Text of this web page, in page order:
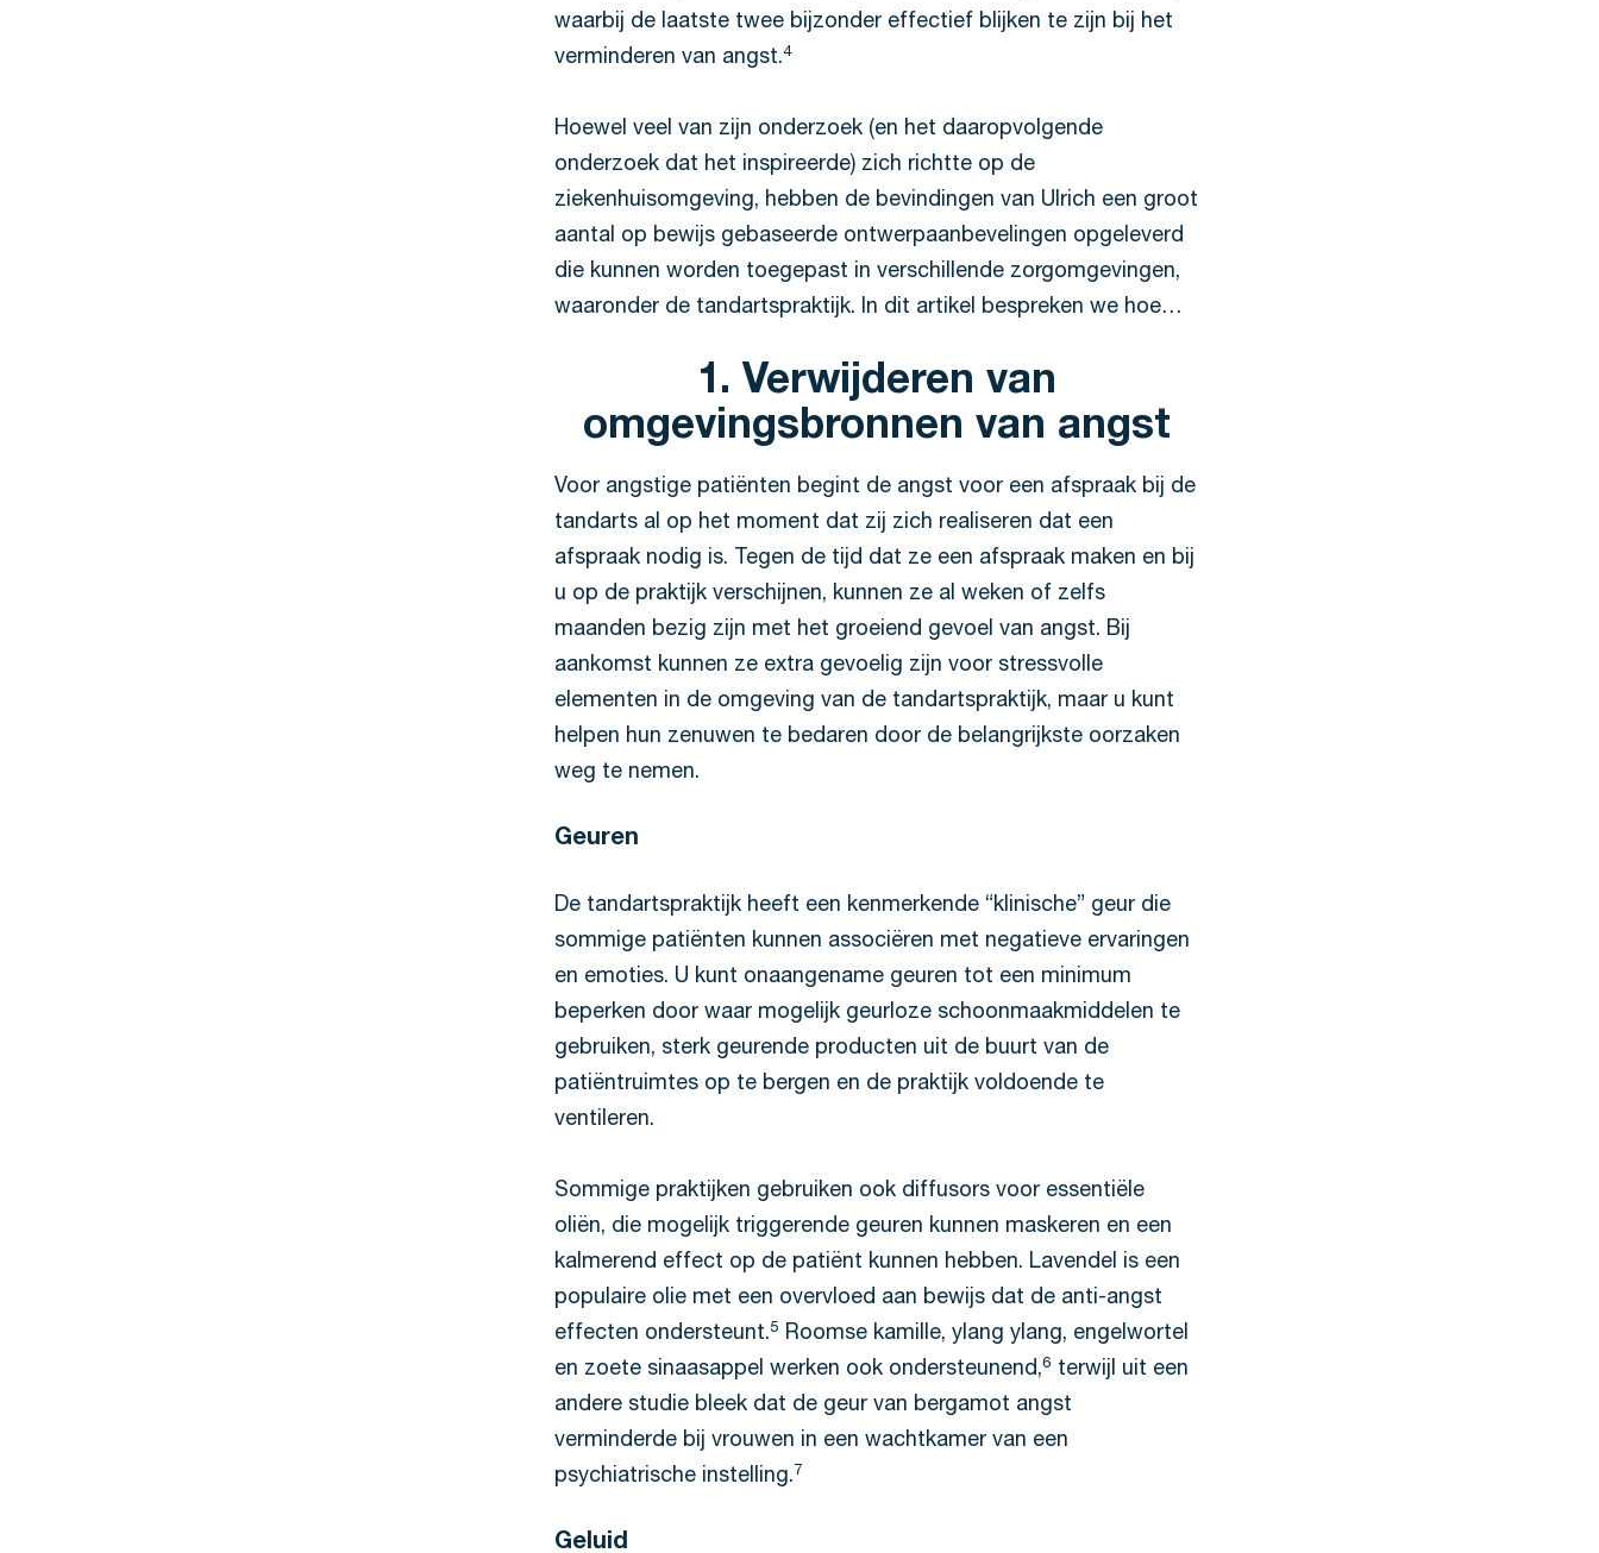
waarbij de laatste twee bijzonder effectief blijken te zijn bij het
verminderen van angst.4
Hoewel veel van zijn onderzoek (en het daaropvolgende
onderzoek dat het inspireerde) zich richtte op de
ziekenhuisomgeving, hebben de bevindingen van Ulrich een groot
aantal op bewijs gebaseerde ontwerpaanbevelingen opgeleverd
die kunnen worden toegepast in verschillende zorgomgevingen,
waaronder de tandartspraktijk. In dit artikel bespreken we hoe…
1. Verwijderen van
omgevingsbronnen van angst
Voor angstige patiënten begint de angst voor een afspraak bij de
tandarts al op het moment dat zij zich realiseren dat een
afspraak nodig is. Tegen de tijd dat ze een afspraak maken en bij
u op de praktijk verschijnen, kunnen ze al weken of zelfs
maanden bezig zijn met het groeiend gevoel van angst. Bij
aankomst kunnen ze extra gevoelig zijn voor stressvolle
elementen in de omgeving van de tandartspraktijk, maar u kunt
helpen hun zenuwen te bedaren door de belangrijkste oorzaken
weg te nemen.
Geuren
De tandartspraktijk heeft een kenmerkende “klinische” geur die
sommige patiënten kunnen associëren met negatieve ervaringen
en emoties. U kunt onaangename geuren tot een minimum
beperken door waar mogelijk geurloze schoonmaakmiddelen te
gebruiken, sterk geurende producten uit de buurt van de
patiëntruimtes op te bergen en de praktijk voldoende te
ventileren.
Sommige praktijken gebruiken ook diffusors voor essentiële
oliën, die mogelijk triggerende geuren kunnen maskeren en een
kalmerend effect op de patiënt kunnen hebben. Lavendel is een
populaire olie met een overvloed aan bewijs dat de anti-angst
effecten ondersteunt.5 Roomse kamille, ylang ylang, engelwortel
en zoete sinaasappel werken ook ondersteunend,6 terwijl uit een
andere studie bleek dat de geur van bergamot angst
verminderde bij vrouwen in een wachtkamer van een
psychiatrische instelling.7
Geluid